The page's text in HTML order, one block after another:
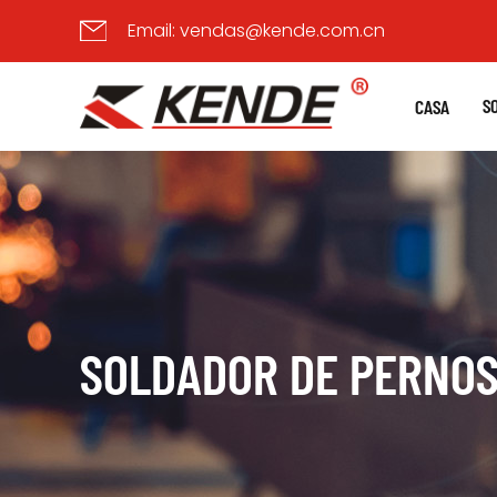
Email: vendas@kende.com.cn
CASA
SOLDADOR DE